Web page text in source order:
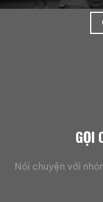
GỌI
Nói chuyện với